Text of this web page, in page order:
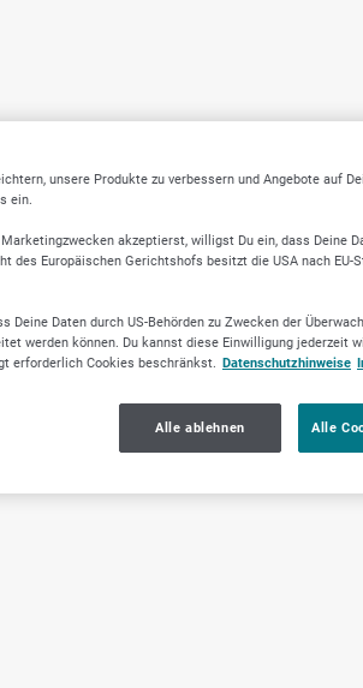
unsere Produkte zu verbessern und Angebote auf
ein.
akzeptierst, willigst Du ein, dass Deine
des Europäischen Gerichtshofs besitzt die USA nach EU-
Deine Daten durch US-Behörden zu Zwecken der
werden können. Du kannst diese Einwilligung jederzeit
erforderlich Cookies beschränkst. Datenschutzhinweise
Alle ablehnen Alle